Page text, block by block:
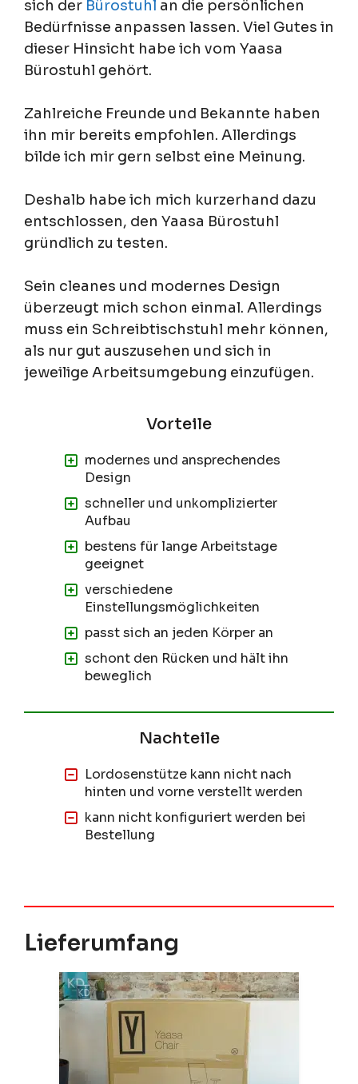
sich der Bürostuhl an die persönlichen
Bedürfnisse anpassen lassen. Viel Gutes in
dieser Hinsicht habe ich vom Yaasa
Bürostuhl gehört.
Zahlreiche Freunde und Bekannte haben
ihn mir bereits empfohlen. Allerdings
bilde ich mir gern selbst eine Meinung.
Deshalb habe ich mich kurzerhand dazu
entschlossen, den Yaasa Bürostuhl
gründlich zu testen.
Sein cleanes und modernes Design
überzeugt mich schon einmal. Allerdings
muss ein Schreibtischstuhl mehr können,
als nur gut auszusehen und sich in
jeweilige Arbeitsumgebung einzufügen.
modernes und ansprechendes
Design
schneller und unkomplizierter
Aufbau
bestens für lange Arbeitstage
geeignet
verschiedene
Einstellungsmöglichkeiten
passt sich an jeden Körper an
schont den Rücken und hält ihn
beweglich
Lordosenstütze kann nicht nach
hinten und vorne verstellt werden
kann nicht konfiguriert werden bei
Bestellung
Lieferumfang